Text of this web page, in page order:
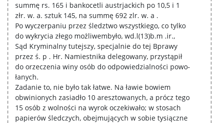
summę rs. 165 i bankocetli austrjackich po 10,5 i 1
złr. w. a. sztuk 145, na summę 692 zlr. w. a .
Po wyczerpaniu przez śledztwo wszystkiego, co tylko
do wykrycia złego możliwembyło, wd.l(13)b.m .ir.,
Sąd Kryminalny tutejszy, specjalnie do tej Bprawy
przez ś. p . Hr. Namiestnika delegowany, przystąpił
do orzeczenia winy osób do odpowiedzialności powo-
łanych.
Zadanie to, nie było tak łatwe. Na ławie bowiem
obwinionych zasiadło 10 aresztowanych, a prócz tego
15 osób z wolności na wyrok oczekiwało; w stosach
papierów śledczych, obejmujących w sobie tysiączne